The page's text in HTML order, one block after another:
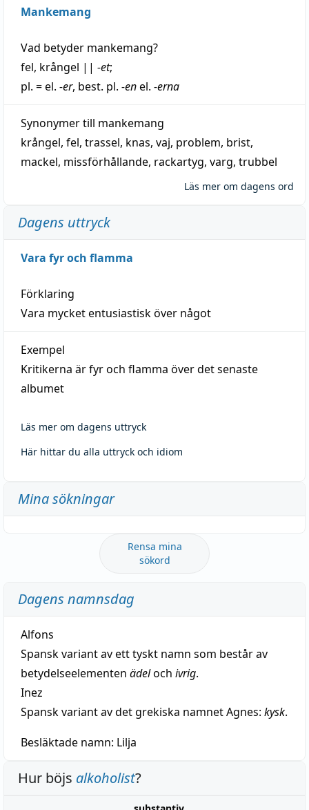
Mankemang
Vad betyder mankemang?
fel, krångel || -et;
pl. = el. -er, best. pl. -enel. -erna
Synonymer till mankemang
krångel, fel, trassel, knas, vaj, problem, brist,
mackel, missförhållande, rackartyg, varg, trubbel
Läs mer om dagens ord
Dagens uttryck
Vara fyr och flamma
Förklaring
Vara mycket entusiastisk över något
Exempel
Kritikerna är fyr och flamma över det senaste
albumet
Läs mer om dagens uttryck
Här hittar du alla uttryck och idiom
Mina sökningar
Rensa mina
sökord
Dagens namnsdag
Alfons
Spansk variant av ett tyskt namn som består av
betydelseelementen ädeloch ivrig.
Inez
Spansk variant av det grekiska namnet Agnes: kysk.
Besläktade namn: Lilja
Hur böjs alkoholist?